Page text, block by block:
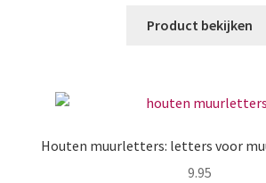
Product bekijken
Houten muurletters: letters voor
9.95